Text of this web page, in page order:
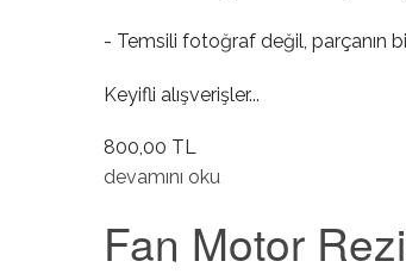
- Temsili fotoğraf değil, parçanın
Keyifli alışverişler...
800,00 TL
Kalorifer Demir Borusu Sağ Alt
devamını oku
Fan Motor